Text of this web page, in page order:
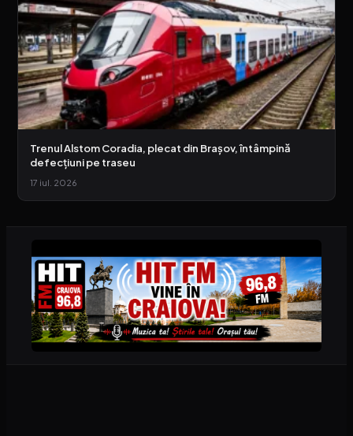
Trenul Alstom Coradia, plecat din Brașov, întâmpină
defecțiuni pe traseu
17 iul. 2026